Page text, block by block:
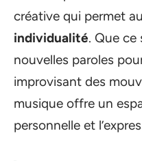
créative qui permet
individualité. Que
nouvelles paroles
improvisant des
musique offre un
personnelle et